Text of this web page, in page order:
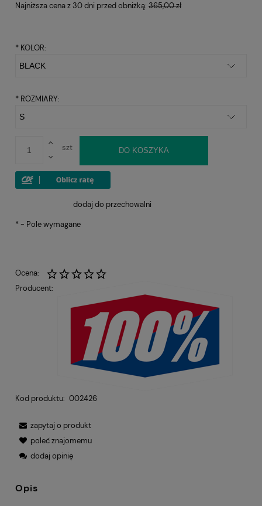
Najniższa cena z 30 dni przed obniżką: 365,00 zł
* KOLOR:
* ROZMIARY:
szt DO KOSZYKA
dodaj do przechowalni
*- Pole wymagane
Ocena:
Producent:
Kod produktu: 002426
zapytaj o produkt
poleć znajomemu
dodaj opinię
Opis